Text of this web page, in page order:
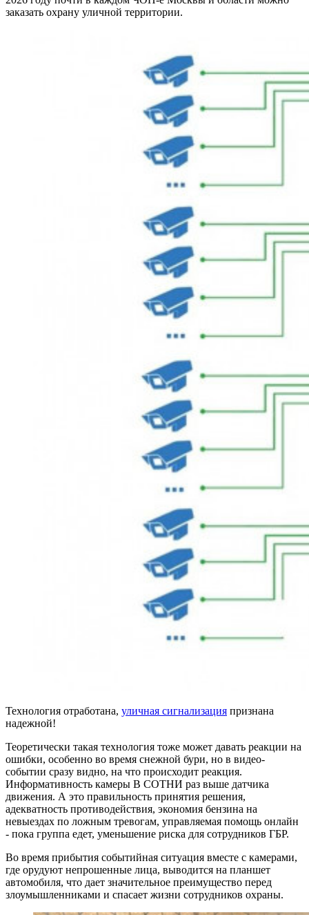
заказать охрану уличной территории.
Технология отработана, уличная сигнализация признана
надежной!
Теоретически такая технология тоже может давать реакции на
ошибки, особенно во время снежной бури, но в видео-
событии сразу видно, на что происходит реакция.
Информативность камеры В СОТНИ раз выше датчика
движения. А это правильность принятия решения,
адекватность противодействия, экономия бензина на
невыездах по ложным тревогам, управляемая помощь онлайн
- пока группа едет, уменьшение риска для сотрудников ГБР.
Во время прибытия событийная ситуация вместе с камерами,
где орудуют непрошенные лица, выводится на планшет
автомобиля, что дает значительное преимущество перед
злоумышленниками и спасает жизни сотрудников охраны.